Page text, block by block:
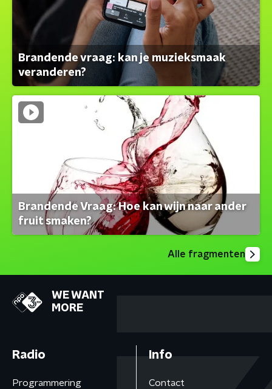
Brandende vraag: kan je muzieksmaak
veranderen?
Brandende Vraag: Hoe kan wijn naar ander
fruit smaken?
Alle fragmenten
WE WANT
MORE
Radio
Programmering
Info
Contact